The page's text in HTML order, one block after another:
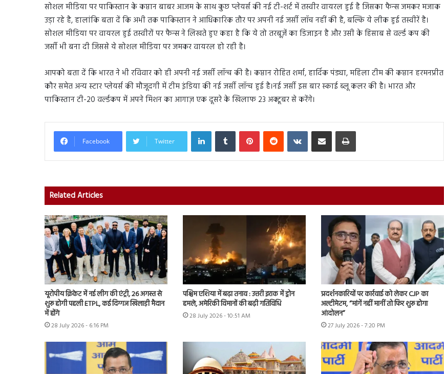
सोशल मीडिया पर पाकिस्तान के कप्तान बाबर आजम के साथ कुछ प्लेयर्स की नई टी-शर्ट में तस्वीर वायरल हुई है जिसका फैन्स जमकर मजाक
उड़ा रहे है, हालांकि बता दें कि अभी तक पाकिस्तान ने आधिकारिक तौर पर अपनी नई जर्सी लॉच नहीं की है, बल्कि ये लीक हुई तस्वीरें है।
सोशल मीडिया पर वायरल हुई तस्वीरों पर फैन्स ने लिखते हुए कहा है कि ये तो तरबूज़ें का डिजाइन है और उसी के हिसाब से वर्ल्ड कप की
जर्सी भी बना दी जिससे ये सोशल मीडिया पर जमकर वायरल हो रही है।
आपको बता दें कि भारत ने भी रविवार को ही अपनी नई जर्सी लॉन्च की है। कप्तान रोहित शर्मा, हार्दिक पंड्या, महिला टीम की कप्तान हरमनप्रीत
कौर समेत अन्य स्टार प्लेयर्स की मौजूदगी में टीम इंडिया की नई जर्सी लॉन्च हुई है।नई जर्सी इस बार स्काई ब्लू कलर की है। भारत और
पाकिस्तान टी-20 वर्ल्डकप में अपने मिशन का आगाज़ एक दूसरे के खिलाफ 23 अक्टूबर से करेंगे।
Facebook Twitter
LinkedInTumblr PinterestReddit VKontakteShare via Email Print
Related Articles
यूरोपीय क्रिकेट में नई लीग की एंट्री, 26 अगस्त से
शुरू होगी पहली ETPL, कई दिग्गज खिलाड़ी मैदान
में होंगे
28 July 2026 - 6:16 PM
पश्चिम एशिया में बढ़ा तनाव : उत्तरी इराक में ड्रोन
हमले, अमेरिकी विमानों की बढ़ी गतिविधि
28 July 2026 - 10:51 AM
प्रदर्शनकारियों पर कार्रवाई को लेकर CJP का
अल्टीमेटम, “मांगें नहीं मानीं तो फिर शुरू होगा
आंदोलन”
27 July 2026 - 7:20 PM